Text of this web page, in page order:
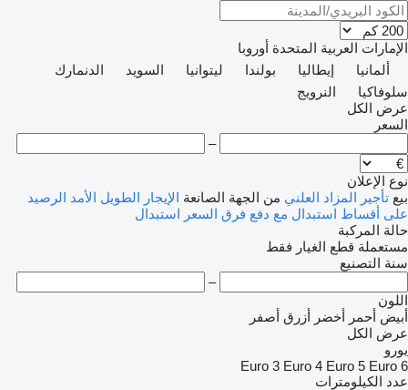
الإمارات العربية المتحدة أوروبا
ألمانيا
إيطاليا بولندا ليتوانيا السويد
الدنمارك
سلوفاكيا
النرويج
عرض الكل
السعر
–
نوع الإعلان
بيع تأجير المزاد العلني من الجهة الصانعة الإيجار الطويل الأمد الرصيد
على أقساط استبدال مع دفع فرق السعر استبدال
حالة المركبة
مستعملة قطع الغيار فقط
سنة التصنيع
–
اللون
أبيض أحمر أخضر أزرق أصفر
عرض الكل
يورو
Euro 3 Euro 4 Euro 5 Euro 6
عدد الكيلومترات